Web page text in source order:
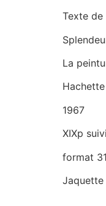
Texte de
La
Hachette
1967
XIXp
format
Jaquette